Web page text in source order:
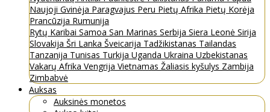
Naujoji Gvinėja Paragvajus Peru Pietų Afrika Pietų Korėja
Prancūzija Rumunija
Rytų Karibai Samoa San Marinas Serbija Siera Leonė Sirija
Slovakija Šri Lanka Šveicarija Tadžikistanas Tailandas
Tanzanija Tunisas Turkija Uganda Ukraina Uzbekistanas
Vakarų Afrika Vengrija Vietnamas Žaliasis kyšulys Zambija
Zimbabvė
Auksas
Auksinės monetos